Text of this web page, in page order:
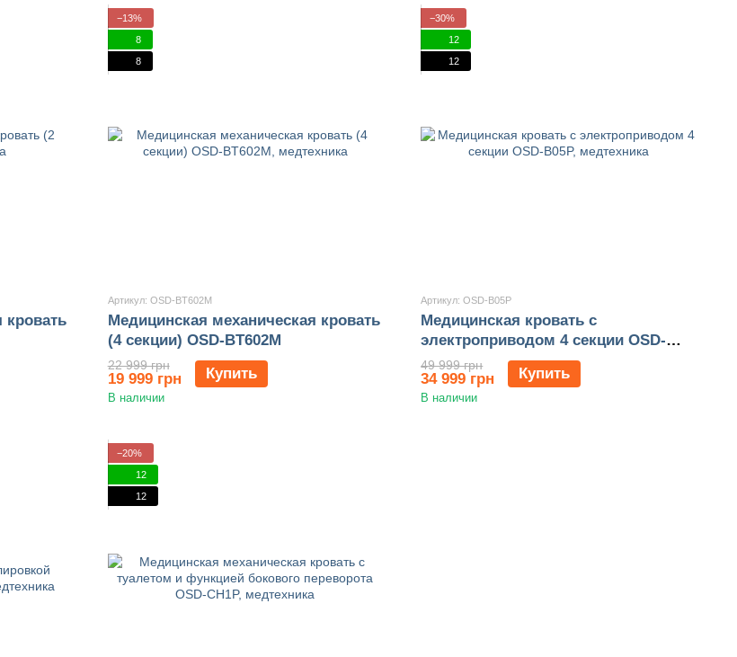
кровать
−13%
8
8
Артикул: OSD-BT602M
Медицинская механическая кровать
(4 секции) OSD-BT602M
22 999 грн
19 999 грн Купить
В наличии
−30%
12
12
Артикул: OSD-B05P
Медицинская кровать с
электроприводом 4 секции OSD-
B05P
49 999 грн
34 999 грн Купить
В наличии
−20%
12
12